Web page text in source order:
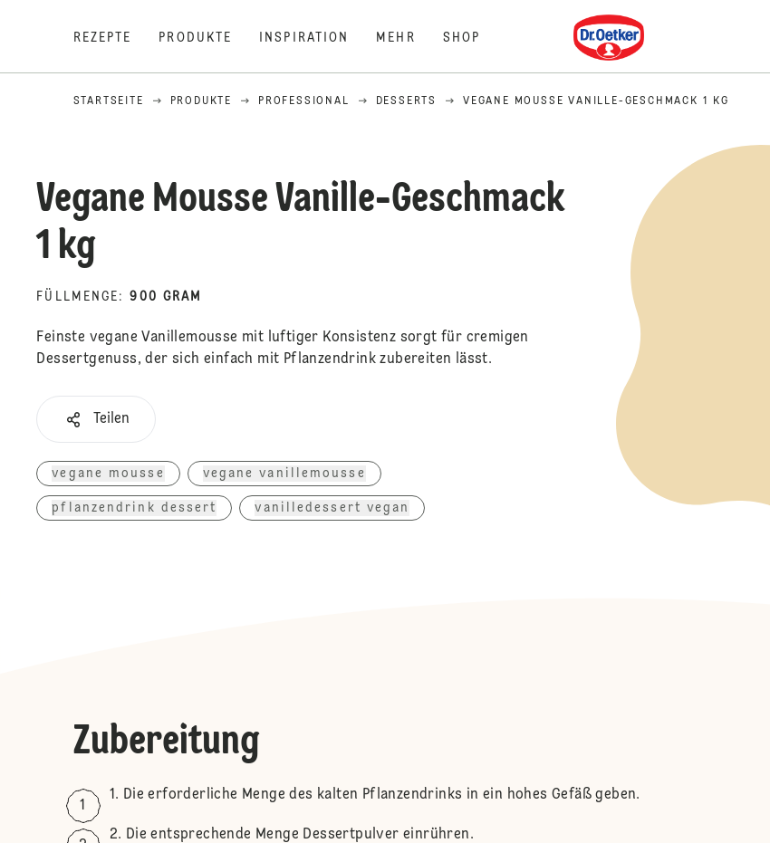
REZEPTE PRODUKTE INSPIRATION MEHR SHOP
Dr. Oetker
STARTSEITE PRODUKTE PROFESSIONAL DESSERTS VEGANE MOUSSE VANILLE-GESCHMACK 1 KG
Vegane Mousse Vanille-Geschmack
1 kg
FÜLLMENGE : 900 GRAM
Feinste vegane Vanillemousse mit luftiger Konsistenz sorgt für cremigen
Dessertgenuss, der sich einfach mit Pflanzendrink zubereiten lässt.
Teilen
vegane mousse vegane vanillemousse
pflanzendrink dessert vanilledessert vegan
Zubereitung
Die erforderliche Menge des kalten Pflanzendrinks in ein hohes Gefäß geben.
Die entsprechende Menge Dessertpulver einrühren.